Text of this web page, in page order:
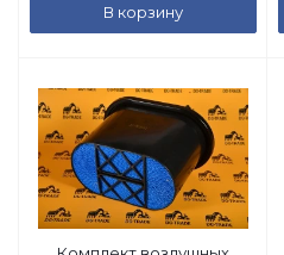
В корзину